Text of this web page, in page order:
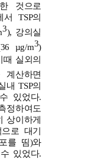
것으로
TSP의
3), 강의실
µg/m3)
때 실외의
계산하면
내 TSP의
있었다.
정하여도
상이하게
로 대기
를 띰)와
있었다.